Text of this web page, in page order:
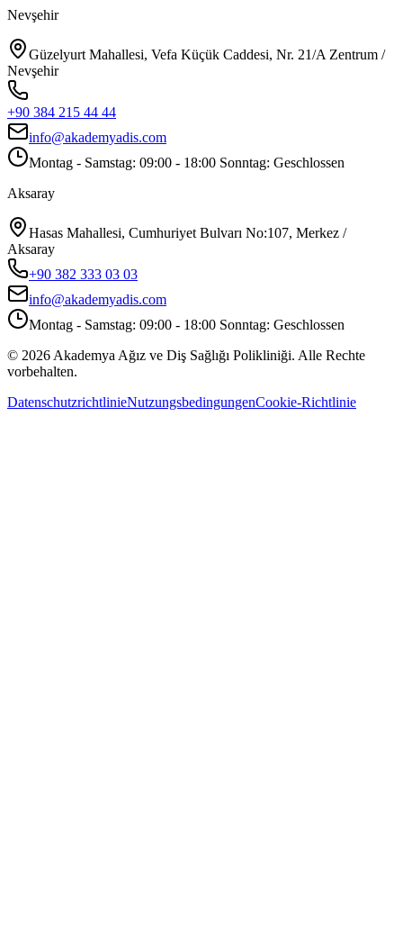
Nevşehir
Güzelyurt Mahallesi, Vefa Küçük Caddesi, Nr. 21/A Zentrum /
Nevşehir
+90 384 215 44 44
info@akademyadis.com
Montag - Samstag: 09:00 - 18:00 Sonntag: Geschlossen
Aksaray
Hasas Mahallesi, Cumhuriyet Bulvarı No:107, Merkez /
Aksaray
+90 382 333 03 03
info@akademyadis.com
Montag - Samstag: 09:00 - 18:00 Sonntag: Geschlossen
© 2026 Akademya Ağız ve Diş Sağlığı Polikliniği. Alle Rechte
vorbehalten.
DatenschutzrichtlinieNutzungsbedingungenCookie-Richtlinie